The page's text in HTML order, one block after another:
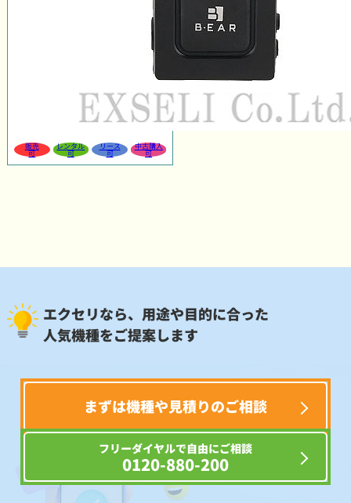
販売
可
レンタル
可
リース
可
中古購入
可
エクセリなら、用途や目的に合った
人気機種をご提案します
まずは機種や見積りのご相談
フリーダイヤルで自由にご相談
0120-880-200